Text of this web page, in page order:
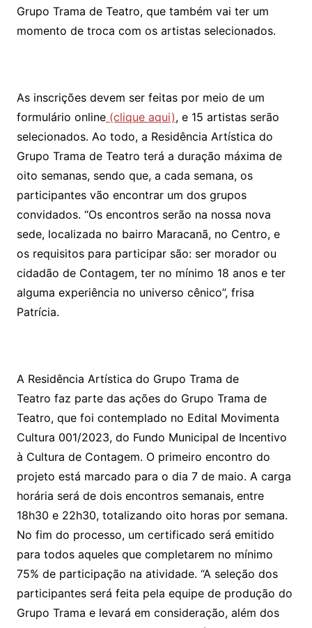
Grupo Trama de Teatro, que também vai ter um
momento de troca com os artistas selecionados.
As inscrições devem ser feitas por meio de um
formulário online(clique aqui), e 15 artistas serão
selecionados. Ao todo, a Residência Artística do
Grupo Trama de Teatro terá a duração máxima de
oito semanas, sendo que, a cada semana, os
participantes vão encontrar um dos grupos
convidados. “Os encontros serão na nossa nova
sede, localizada no bairro Maracanã, no Centro, e
os requisitos para participar são: ser morador ou
cidadão de Contagem, ter no mínimo 18 anos e ter
alguma experiência no universo cênico”, frisa
Patrícia.
A Residência Artística do Grupo Trama de
Teatro faz parte das ações do Grupo Trama de
Teatro, que foi contemplado no Edital Movimenta
Cultura 001/2023, do Fundo Municipal de Incentivo
à Cultura de Contagem. O primeiro encontro do
projeto está marcado para o dia 7 de maio. A carga
horária será de dois encontros semanais, entre
18h30 e 22h30, totalizando oito horas por semana.
No fim do processo, um certificado será emitido
para todos aqueles que completarem no mínimo
75% de participação na atividade. “A seleção dos
participantes será feita pela equipe de produção do
Grupo Trama e levará em consideração, além dos